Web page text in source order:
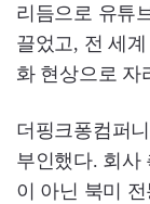
리듬으로 유튜
끌었고, 전 세
화 현상으로 자
더핑크퐁컴퍼
부인했다. 회사
이 아닌 북미